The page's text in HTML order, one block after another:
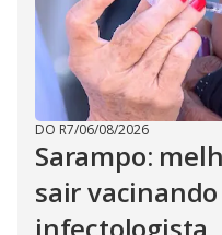
DO R7/06/08/2026
Sarampo:
sair